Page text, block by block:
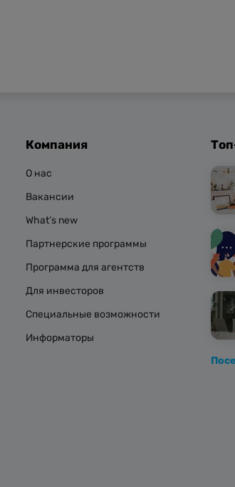
Компания
О нас
Вакансии
What’s new
Партнерские программы
Программа для агентств
Для инвесторов
Специальные возможности
Информаторы